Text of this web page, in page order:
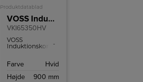
Produktdatablad
VOSS Induktionskomfur
VKI65350HV
VOSS
Induktionskomfur
rengøringsfunktion.
Farve
Hvid
Højde
900 mm